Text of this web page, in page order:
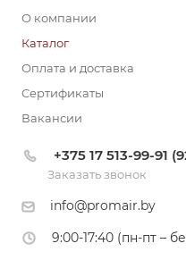
О компании
Каталог
Оплата и доставка
Сертификаты
Вакансии
+375 17 513-99-91
Заказать звонок
info@promair.by
9:00-17:40 (пн-пт –